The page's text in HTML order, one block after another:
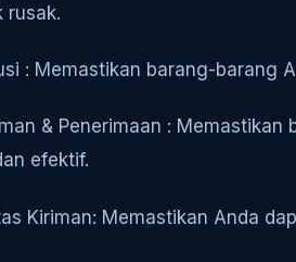
rusak.
: Memastikan barang-barang
& Penerimaan :
efektif.
Kiriman: Memastikan Anda